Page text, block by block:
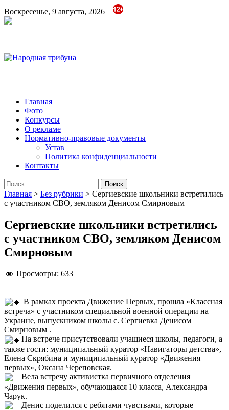
Воскресенье, 9 августа, 2026
Народная трибуна
Калининская районная газета
Главная
Фото
Конкурсы
О рекламе
Нормативно-правовые документы
Устав
Политика конфиденциальности
Контакты
Найти:
Главная > Без рубрики > Сергиевские школьники встретились
с участником СВО, земляком Денисом Смирновым
Сергиевские школьники встретились
с участником СВО, земляком Денисом
Смирновым
Просмотры: 633
В рамках проекта Движение Первых, прошла «Классная
встреча» с участником специальной военной операции на
Украине, выпускником школы с. Сергиевка Денисом
Смирновым .
На встрече присутствовали учащиеся школы, педагоги, а
также гости: муниципальный куратор «Навигаторы детства»,
Елена Скрябина и муниципальный куратор «Движения
первых», Оксана Череповская.
Вела встречу активистка первичного отделения
«Движения первых», обучающаяся 10 класса, Александра
Чарук.
Денис поделился с ребятами чувствами, которые